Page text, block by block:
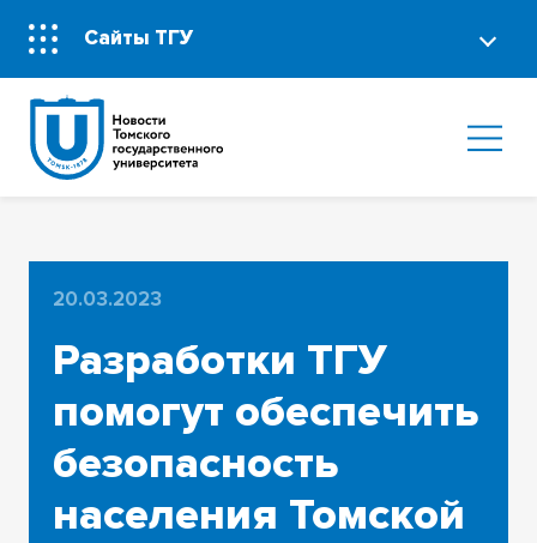
Сайты ТГУ
20.03.2023
Разработки ТГУ
помогут обеспечить
безопасность
населения Томской